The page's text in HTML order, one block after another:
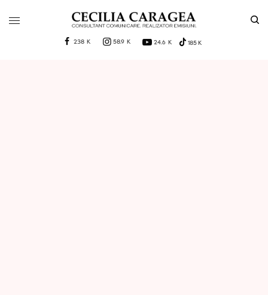
238 K 58.9 K 24.6 K 185 K